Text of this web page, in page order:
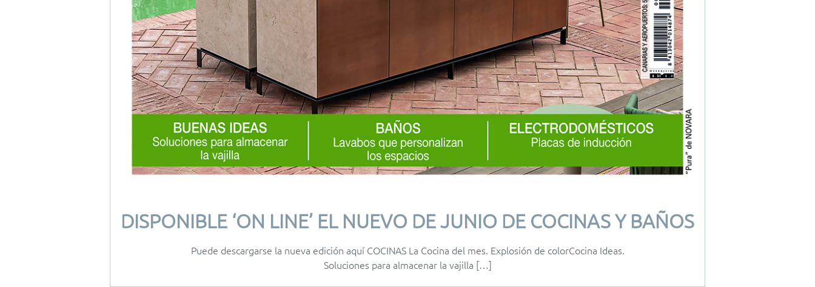
DISPONIBLE ‘ON LINE’ EL NUEVO DE JUNIO DE COCINAS Y BAÑOS
Puede descargarse la nueva edición aquí COCINAS La Cocina del mes. Explosión de colorCocina Ideas.
Soluciones para almacenar la vajilla […]